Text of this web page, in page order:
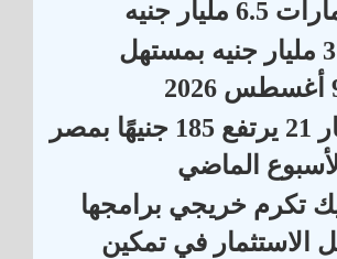
جنيه
البورصة تربح 31 مليار جنيه بمستهل
سعر الذهب عيار 21 يرتفع 185 جنيهًا بمصر
الماضي
تكرم خريجي برامجها
الاستثمار في تمكين